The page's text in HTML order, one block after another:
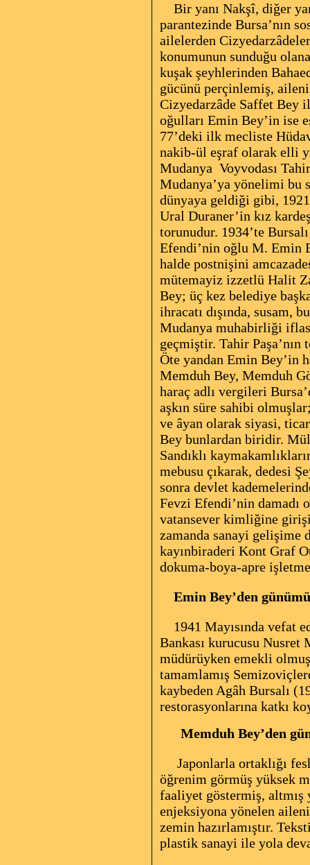
Bir yanı Nakşî, diğer
parantezinde Bursa’nın
ailelerden
konumunun sunduğu
kuşak şeyhlerinden
gücünü perçinlemiş,
Cizyedarzâde Saffet Bey
oğulları Emin Bey’in ise
77’deki ilk mecliste
nakib-ül eşraf olarak elli
Mudanya Voyvodası
Mudanya’ya yönelimi bu
dünyaya geldiği gibi,
Ural Duraner’in kız
torunudur. 1934’te
Efendi’nin oğlu M. Emin
halde postnişini
mütemayiz izzetlü Halit
Bey; üç kez belediye
ihracatı dışında, susam,
Mudanya muhabirliği
geçmiştir. Tahir Paşa’nın
Öte yandan Emin Bey’in
Memduh Bey, Memduh
haraç adlı vergileri
aşkın süre sahibi
ve âyan olarak siyasi,
Bey bunlardan biridir.
Sandıklı
mebusu çıkarak, dedesi
sonra devlet
Fevzi Efendi’nin
vatansever kimliğine
zamanda sanayi gelişime
kayınbiraderi Kont Graf
dokuma-boya-apre
Emin Bey’den
1941 Mayısında vefat
Bankası kurucusu Nusret
müdürüyken emekli
tamamlamış
kaybeden Agâh Bursalı
restorasyonlarına katkı
Memduh Bey’den
Japonlarla ortaklığı
öğrenim görmüş yüksek
faaliyet göstermiş, altmış
enjeksiyona yönelen
zemin hazırlamıştır.
plastik sanayi ile yola